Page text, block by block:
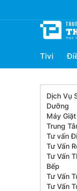
Tivi
Dịch Vụ
Dưỡng
Máy
Trung
Tư vấn
Tư Vấn
Tư Vấn
Bếp
Tư Vấn
Tư Vấn